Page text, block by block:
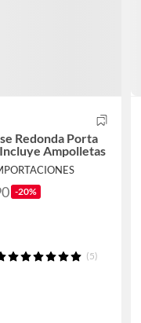
Redonda Porta
Ampolletas
-20%
(5)